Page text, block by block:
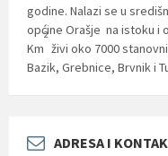
godine. Nalazi se u
općine Orašje na istoku i
Km
2
živi oko 7000
Bazik, Grebnice, Brvnik i
ADRESA I